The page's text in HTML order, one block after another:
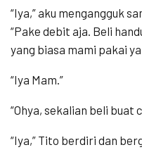
“Iya,” aku mengangguk
“Pake debit aja. Beli
yang biasa mami pakai
“Iya Mam.”
“Ohya, sekalian beli buat
“Iya,” Tito berdiri dan